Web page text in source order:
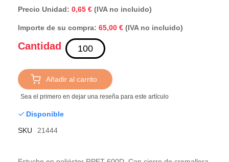
Precio Unidad: 0,65 € (IVA no incluido)
Importe de su compra: 65,00 € (IVA no incluido)
Cantidad
Añadir al carrito
Sea el primero en dejar una reseña para este artículo
Disponible
SKU
21444